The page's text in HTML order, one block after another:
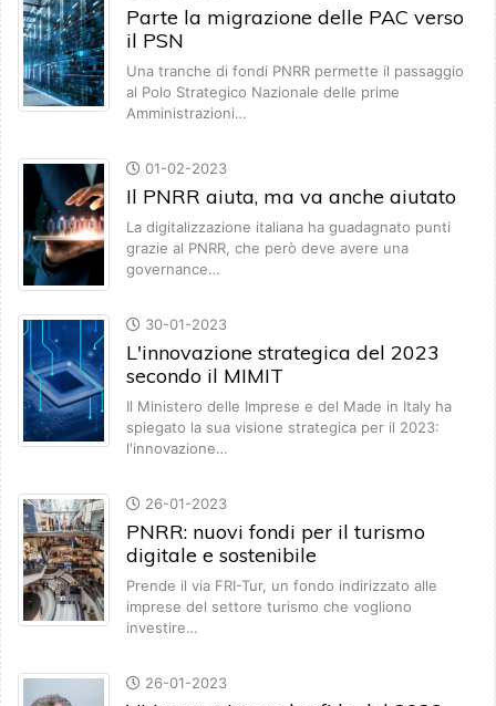
Parte la migrazione delle PAC verso
il PSN
Una tranche di fondi PNRR permette il passaggio
al Polo Strategico Nazionale delle prime
Amministrazioni…
01-02-2023
Il PNRR aiuta, ma va anche aiutato
La digitalizzazione italiana ha guadagnato punti
grazie al PNRR, che però deve avere una
governance…
30-01-2023
L'innovazione strategica del 2023
secondo il MIMIT
Il Ministero delle Imprese e del Made in Italy ha
spiegato la sua visione strategica per il 2023:
l'innovazione…
26-01-2023
PNRR: nuovi fondi per il turismo
digitale e sostenibile
Prende il via FRI-Tur, un fondo indirizzato alle
imprese del settore turismo che vogliono
investire…
26-01-2023